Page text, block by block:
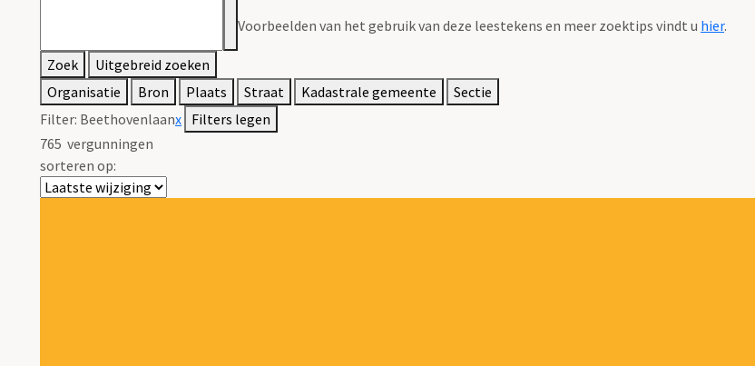
Voorbeelden van het gebruik van deze leestekens en meer zoektips vindt u hier.
Zoek
Uitgebreid zoeken
Organisatie
Bron Plaats Straat Kadastrale gemeente
Sectie
Filter: Beethovenlaanx Filters legen
765 vergunningen
sorteren op: